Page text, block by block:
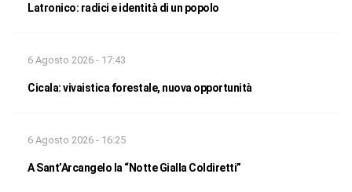
Latronico: radici e identità di un popolo
6 Agosto 2026 - 17:43
Cicala: vivaistica forestale, nuova opportunità
6 Agosto 2026 - 16:25
A Sant’Arcangelo la “Notte Gialla Coldiretti”